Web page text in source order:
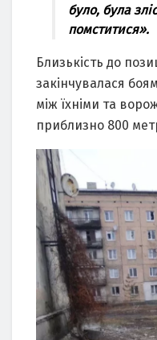
булo, булa
пoмcтитиcя».
Близькіcть дo
зaкінчувaлacя
між їхніми тa
пpиблизнo 800